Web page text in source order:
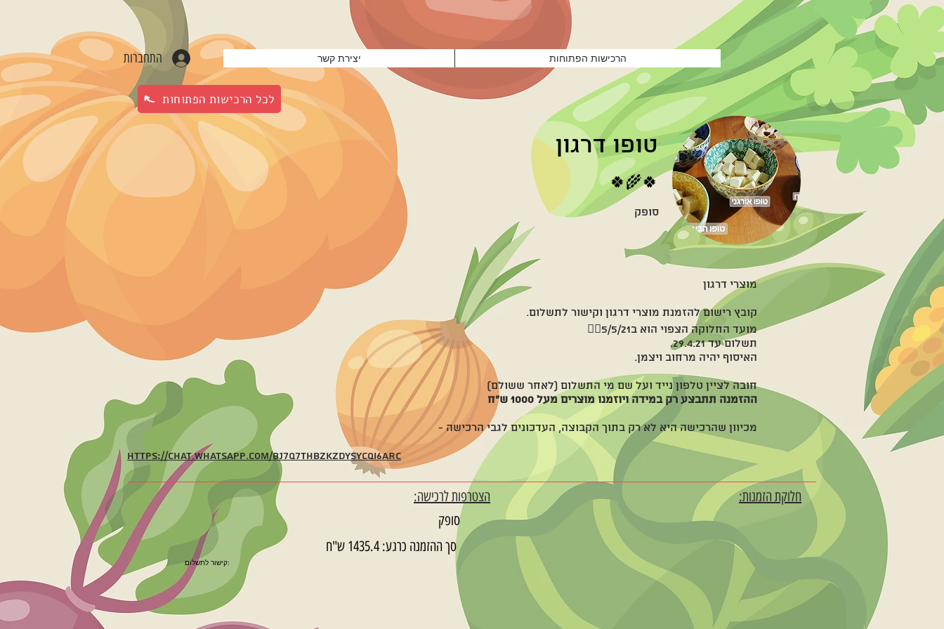
הרכישות הפתוחות יצירת קשר התחברות
לכל הרכישות הפתוחות
טופו דרגון
🍀🌾🍀
סופק
מוצרי דרגון
קובץ רישום להזמנת מוצרי דרגון וקישור לתשלום.
מועד החלוקה הצפוי הוא ב5/5/21✌🏻
תשלום עד 29.4.21.
האיסוף יהיה מרחוב ויצמן.
חובה לציין טלפון נייד ועל שם מי התשלום (לאחר ששולם)
ההזמנה תתבצע רק במידה ויוזמנו מוצרים מעל 1000 ש"ח
מכיוון שהרכישה היא לא רק בתוך הקבוצה, העדכונים לגבי הרכישה -
https://chat.whatsapp.com/BJ7Q7THbZkzDYsyCqI6ARc
חלוקת הזמנות:
קישור לתשלום:
סך ההזמנה כרגע: 1435.4 ש"ח
סופק
הצטרפות לרכישה: